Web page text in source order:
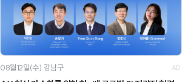
08월12일(수) 강남구 AD